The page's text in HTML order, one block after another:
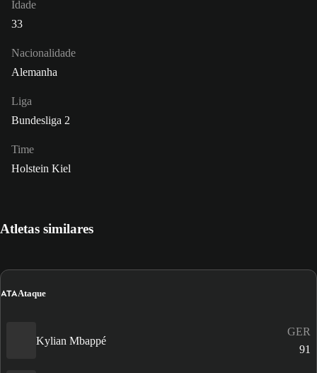
Idade
33
Nacionalidade
Alemanha
Liga
Bundesliga 2
Time
Holstein Kiel
Atletas similares
ATAAtaque
Kylian Mbappé
GER
91